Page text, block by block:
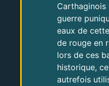
Carthaginois
guerre
eaux de
de rouge en
lors de ces
historique,
autrefois